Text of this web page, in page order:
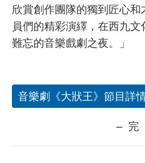
欣賞創作團隊的獨到匠心
員們的精彩演繹，在西九
難忘的音樂戲劇之夜。」
音樂劇《大狀王》節目詳
– 完